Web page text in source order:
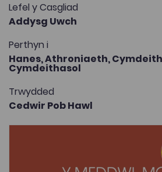
Lefel y Casgliad
Addysg Uwch
Perthyn i
Hanes,Athroniaeth,
Cymdeithasol
Trwydded
Cedwir Pob Hawl